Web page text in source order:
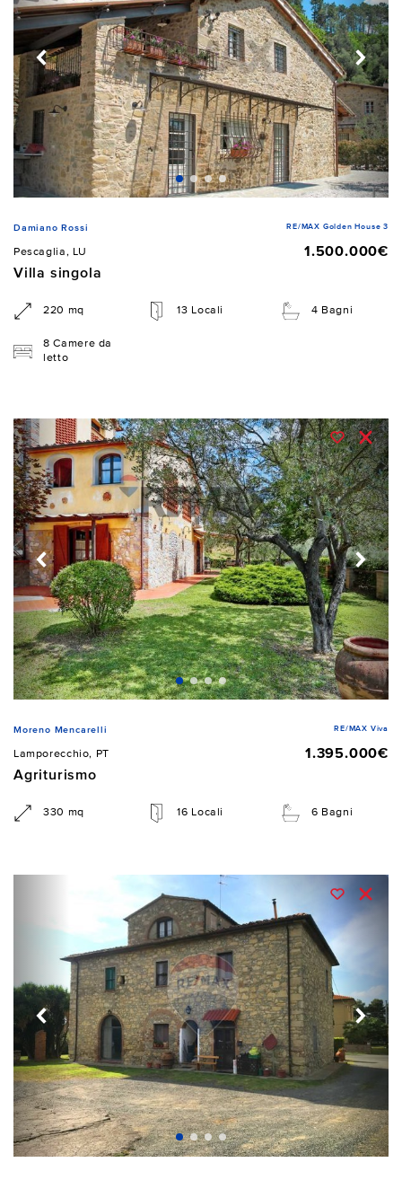
Damiano Rossi RE/MAX Golden House 3
Pescaglia, LU
1.500.000€
Villa singola
220 mq 13 Locali 4 Bagni
8 Camere da
letto
Moreno Mencarelli RE/MAX Viva
Lamporecchio, PT
1.395.000€
Agriturismo
330 mq 16 Locali 6 Bagni